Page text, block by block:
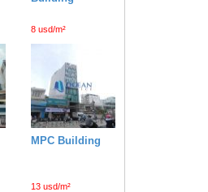
8 usd/m²
MPC Building
13 usd/m²